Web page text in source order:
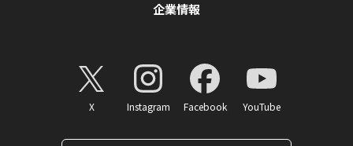
企業情報
X Instagram Facebook YouTube